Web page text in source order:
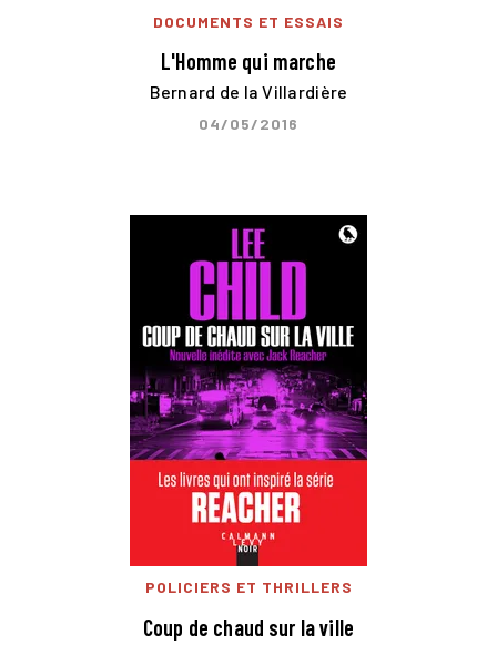
DOCUMENTS ET ESSAIS
L'Homme qui marche
Bernard de la Villardière
04/05/2016
POLICIERS ET THRILLERS
Coup de chaud sur la ville